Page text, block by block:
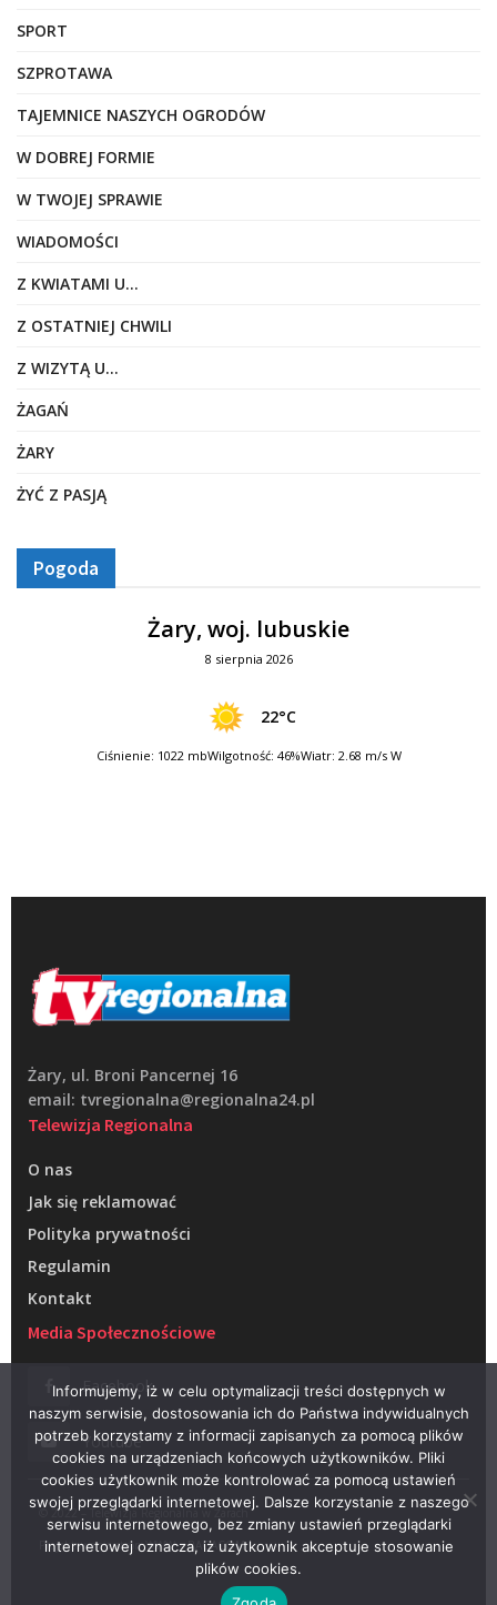
SPORT
SZPROTAWA
TAJEMNICE NASZYCH OGRODÓW
W DOBREJ FORMIE
W TWOJEJ SPRAWIE
WIADOMOŚCI
Z KWIATAMI U…
Z OSTATNIEJ CHWILI
Z WIZYTĄ U…
ŻAGAŃ
ŻARY
ŻYĆ Z PASJĄ
Pogoda
Żary, woj. lubuskie
8 sierpnia 2026
22°C
Ciśnienie: 1022 mbWilgotność: 46%Wiatr: 2.68 m/s W
Żary, ul. Broni Pancernej 16
email: tvregionalna@regionalna24.pl
Telewizja Regionalna
O nas
Jak się reklamować
Polityka prywatności
Regulamin
Kontakt
Media Społecznościowe
Facebook
Youtube
© 2022 – Telewizja Regionalna w Żarach
Projektowanie stron WWW –RAGACOM
Informujemy, iż w celu optymalizacji treści dostępnych w
naszym serwisie, dostosowania ich do Państwa indywidualnych
potrzeb korzystamy z informacji zapisanych za pomocą plików
cookies na urządzeniach końcowych użytkowników. Pliki
cookies użytkownik może kontrolować za pomocą ustawień
swojej przeglądarki internetowej. Dalsze korzystanie z naszego
serwisu internetowego, bez zmiany ustawień przeglądarki
internetowej oznacza, iż użytkownik akceptuje stosowanie
plików cookies.